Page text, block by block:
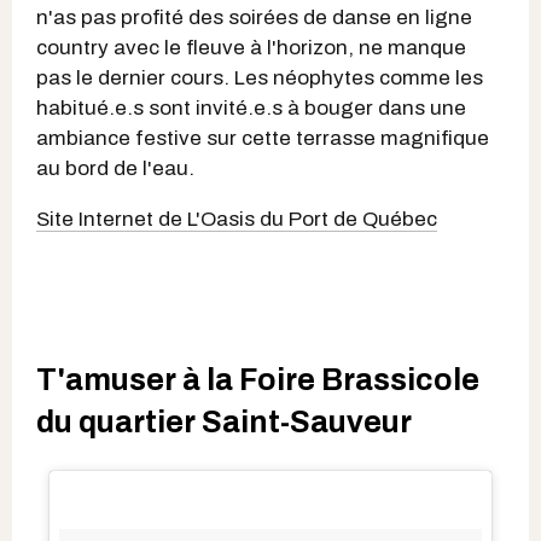
n'as pas profité des soirées de danse en ligne
country avec le fleuve à l'horizon, ne manque
pas le dernier cours. Les néophytes comme les
habitué.e.s sont invité.e.s à bouger dans une
ambiance festive sur cette terrasse magnifique
au bord de l'eau.
Site Internet de L'Oasis du Port de Québec
T'amuser à la Foire Brassicole
du quartier Saint-Sauveur